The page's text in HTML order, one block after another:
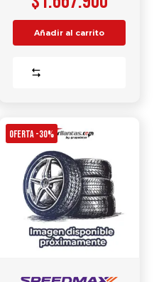
Añadir al carrito
OFERTA -30%